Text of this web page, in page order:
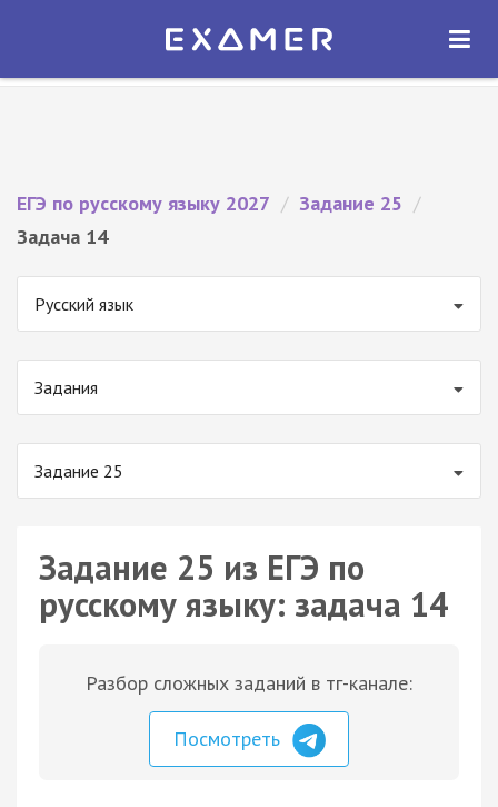
Экзамер — ЕГЭ 2027
ОТКРЫТЬ
ЕГЭ по русскому языку 2027 / Задание 25 /
Задача 14
Русский язык
Задания
Задание 25
Задание 25 из ЕГЭ по
русскому языку: задача 14
Разбор сложных заданий в тг-канале:
Посмотреть